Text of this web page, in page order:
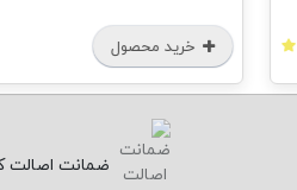
خرید محصول
ضمانت اصالت